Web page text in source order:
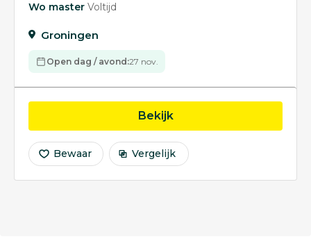
Wo master Voltijd
Groningen
Open dag / avond:27 nov.
Bekijkopleiding International
Bewaar Vergelijk